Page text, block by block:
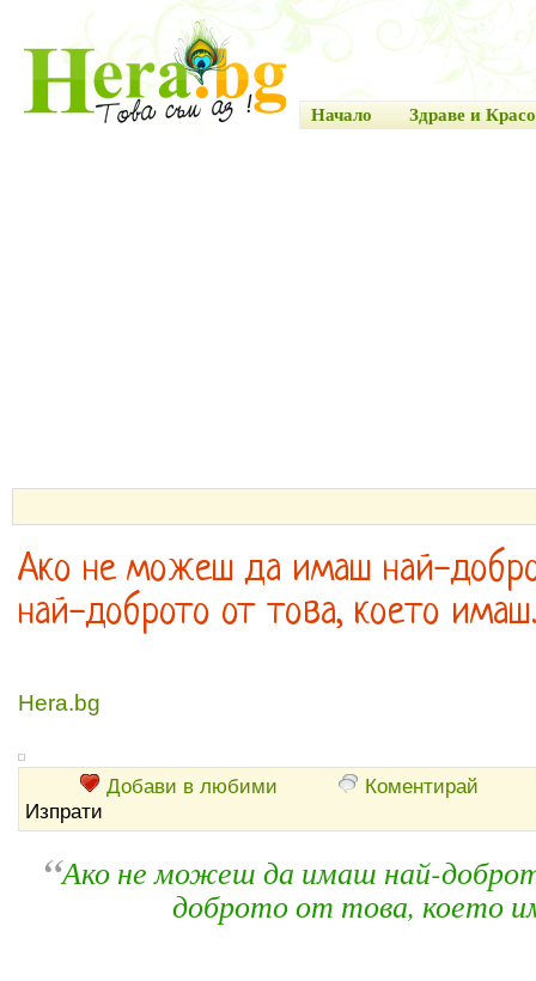
Начало Здраве и
Ако не можеш да имаш най-
най-доброто от това, което имаш.
Hera.bg
Добави в любими
Коментирай
Изпрати
“Ако не можеш да имаш най-
доброто от това, което